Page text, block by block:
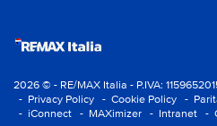
2026 © - RE/MAX Italia - P.IVA:
- Privacy Policy
- Cookie Policy -
- iConnect
- MAXimizer - Intranet -